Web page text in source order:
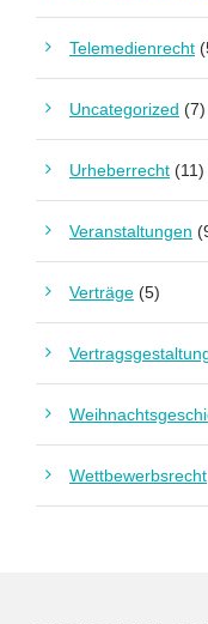
Telemedienrecht
Uncategorized (7)
Urheberrecht (11)
Veranstaltungen
Verträge (5)
Wettbewerbsrecht